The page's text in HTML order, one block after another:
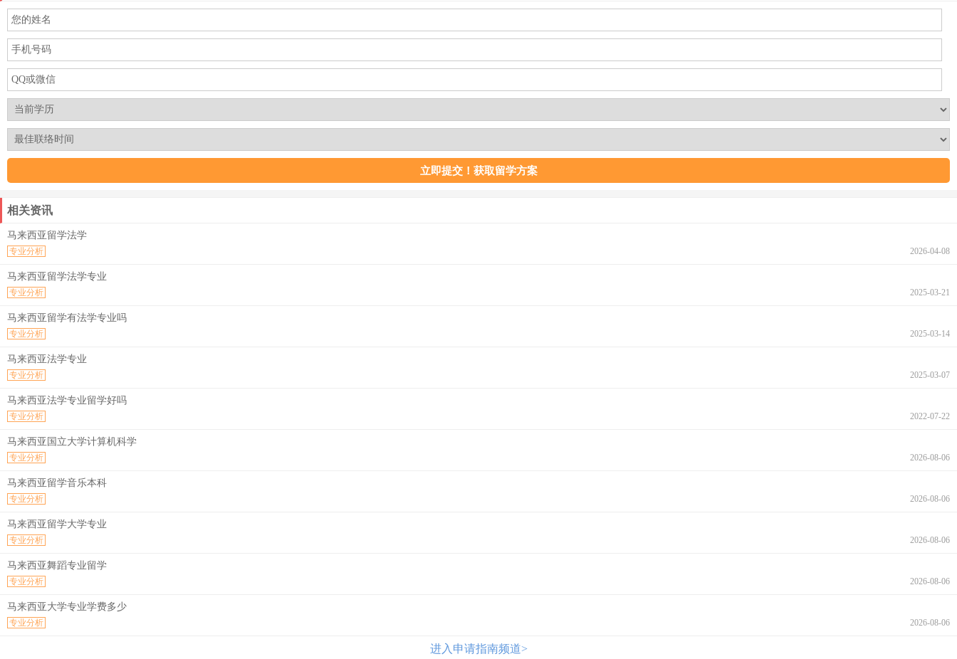
相关资讯
马来西亚留学法学
2026-04-08
专业分析
马来西亚留学法学专业
2025-03-21
专业分析
马来西亚留学有法学专业吗
2025-03-14
专业分析
马来西亚法学专业
2025-03-07
专业分析
马来西亚法学专业留学好吗
2022-07-22
专业分析
马来西亚国立大学计算机科学
2026-08-06
专业分析
马来西亚留学音乐本科
2026-08-06
专业分析
马来西亚留学大学专业
2026-08-06
专业分析
马来西亚舞蹈专业留学
2026-08-06
专业分析
马来西亚大学专业学费多少
2026-08-06
专业分析
进入申请指南频道>